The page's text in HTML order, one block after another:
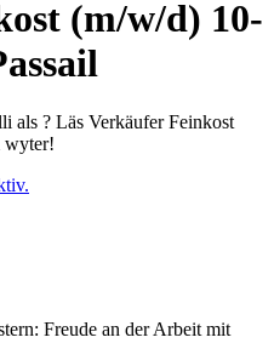
(m/w/d) 10-
als ? Läs Verkäufer Feinkost
wyter!
Freude an der Arbeit mit